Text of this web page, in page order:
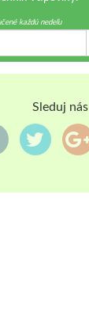
každú nedeľu
Sleduj nás